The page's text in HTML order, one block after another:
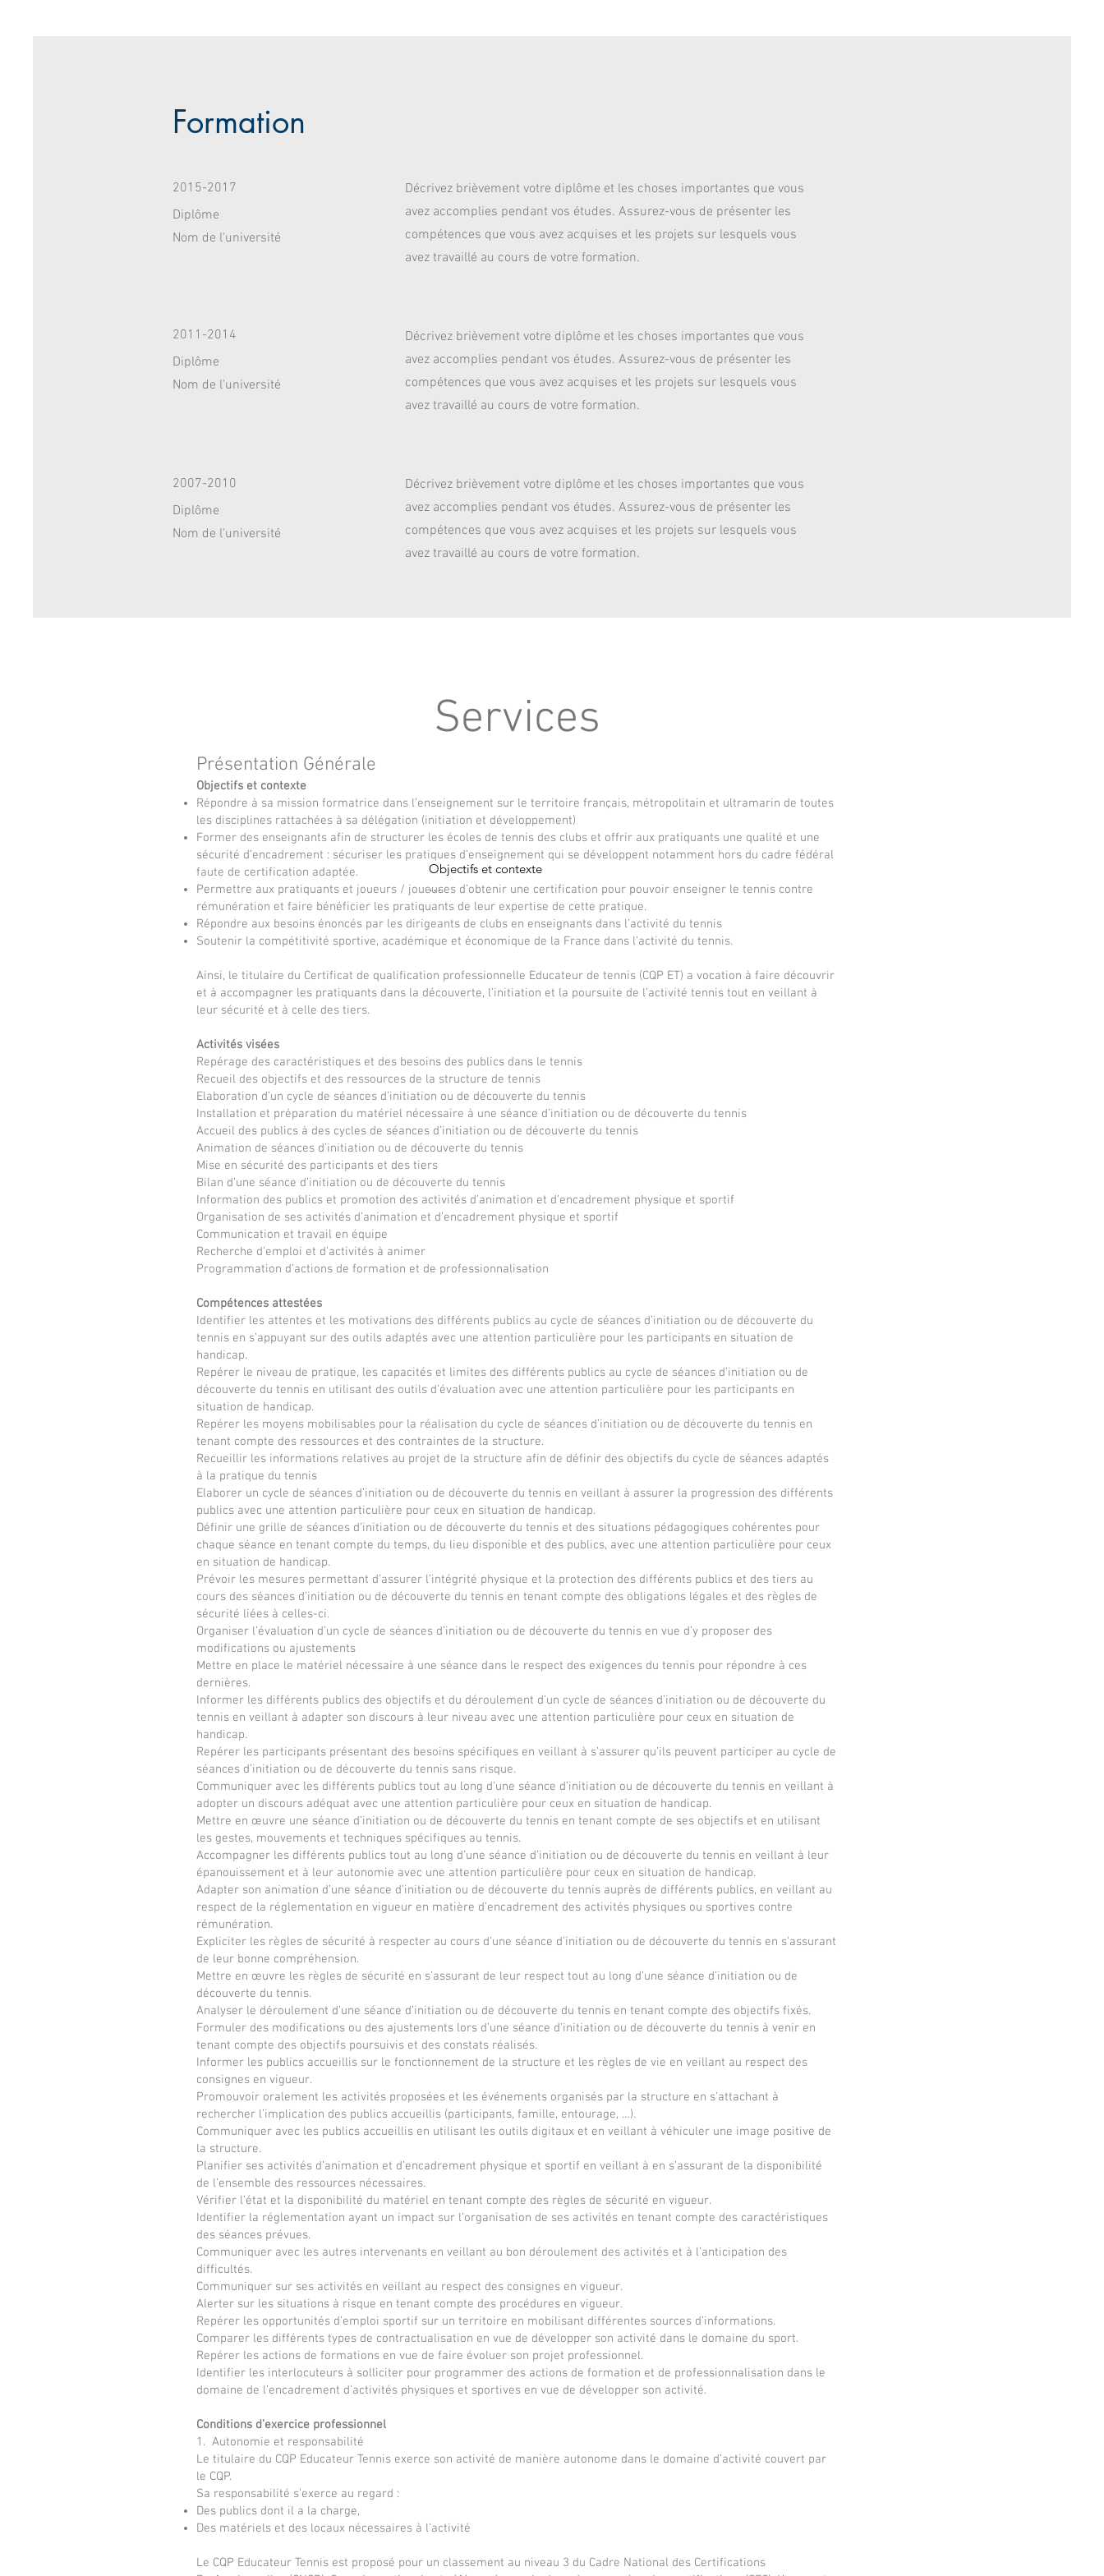
Formation
2015-2017
Diplôme
Nom de l'université
Décrivez brièvement votre diplôme et les choses importantes que vous
avez accomplies pendant vos études. Assurez-vous de présenter les
compétences que vous avez acquises et les projets sur lesquels vous
avez travaillé au cours de votre formation.
2011-2014
Diplôme
Nom de l'université
Décrivez brièvement votre diplôme et les choses importantes que vous
avez accomplies pendant vos études. Assurez-vous de présenter les
compétences que vous avez acquises et les projets sur lesquels vous
avez travaillé au cours de votre formation.
2007-2010
Diplôme
Nom de l'université
Décrivez brièvement votre diplôme et les choses importantes que vous
avez accomplies pendant vos études. Assurez-vous de présenter les
compétences que vous avez acquises et les projets sur lesquels vous
avez travaillé au cours de votre formation.
Services
Présentation Générale
Objectifs et contexte
Répondre à sa mission formatrice dans l’enseignement sur le territoire français, métropolitain et ultramarin de toutes
les disciplines rattachées à sa délégation (initiation et développement)
Former des enseignants afin de structurer les écoles de tennis des clubs et offrir aux pratiquants une qualité et une
sécurité d’encadrement : sécuriser les pratiques d’enseignement qui se développent notamment hors du cadre fédéral
faute de certification adaptée.
Permettre aux pratiquants et joueurs / joueuses d’obtenir une certification pour pouvoir enseigner le tennis contre
rémunération et faire bénéficier les pratiquants de leur expertise de cette pratique.
Répondre aux besoins énoncés par les dirigeants de clubs en enseignants dans l’activité du tennis
Soutenir la compétitivité sportive, académique et économique de la France dans l’activité du tennis.
Ainsi, le titulaire du Certificat de qualification professionnelle Educateur de tennis (CQP ET) a vocation à faire découvrir
et à accompagner les pratiquants dans la découverte, l’initiation et la poursuite de l’activité tennis tout en veillant à
leur sécurité et à celle des tiers.
Activités visées
Repérage des caractéristiques et des besoins des publics dans le tennis
Recueil des objectifs et des ressources de la structure de tennis
Elaboration d’un cycle de séances d’initiation ou de découverte du tennis
Installation et préparation du matériel nécessaire à une séance d’initiation ou de découverte du tennis
Accueil des publics à des cycles de séances d’initiation ou de découverte du tennis
Animation de séances d’initiation ou de découverte du tennis
Mise en sécurité des participants et des tiers
Bilan d’une séance d’initiation ou de découverte du tennis
Information des publics et promotion des activités d’animation et d’encadrement physique et sportif
Organisation de ses activités d’animation et d’encadrement physique et sportif
Communication et travail en équipe
Recherche d’emploi et d’activités à animer
Programmation d’actions de formation et de professionnalisation
Compétences attestées
Identifier les attentes et les motivations des différents publics au cycle de séances d’initiation ou de découverte du
tennis en s’appuyant sur des outils adaptés avec une attention particulière pour les participants en situation de
handicap.
Repérer le niveau de pratique, les capacités et limites des différents publics au cycle de séances d’initiation ou de
découverte du tennis en utilisant des outils d’évaluation avec une attention particulière pour les participants en
situation de handicap.
Repérer les moyens mobilisables pour la réalisation du cycle de séances d’initiation ou de découverte du tennis en
tenant compte des ressources et des contraintes de la structure.
Recueillir les informations relatives au projet de la structure afin de définir des objectifs du cycle de séances adaptés
à la pratique du tennis
Elaborer un cycle de séances d’initiation ou de découverte du tennis en veillant à assurer la progression des différents
publics avec une attention particulière pour ceux en situation de handicap.
Définir une grille de séances d’initiation ou de découverte du tennis et des situations pédagogiques cohérentes pour
chaque séance en tenant compte du temps, du lieu disponible et des publics, avec une attention particulière pour ceux
en situation de handicap.
Prévoir les mesures permettant d’assurer l’intégrité physique et la protection des différents publics et des tiers au
cours des séances d’initiation ou de découverte du tennis en tenant compte des obligations légales et des règles de
sécurité liées à celles-ci.
Organiser l’évaluation d’un cycle de séances d’initiation ou de découverte du tennis en vue d’y proposer des
modifications ou ajustements
Mettre en place le matériel nécessaire à une séance dans le respect des exigences du tennis pour répondre à ces
dernières.
Informer les différents publics des objectifs et du déroulement d’un cycle de séances d’initiation ou de découverte du
tennis en veillant à adapter son discours à leur niveau avec une attention particulière pour ceux en situation de
handicap.
Repérer les participants présentant des besoins spécifiques en veillant à s’assurer qu’ils peuvent participer au cycle de
séances d’initiation ou de découverte du tennis sans risque.
Communiquer avec les différents publics tout au long d’une séance d’initiation ou de découverte du tennis en veillant à
adopter un discours adéquat avec une attention particulière pour ceux en situation de handicap.
Mettre en œuvre une séance d’initiation ou de découverte du tennis en tenant compte de ses objectifs et en utilisant
les gestes, mouvements et techniques spécifiques au tennis.
Accompagner les différents publics tout au long d’une séance d’initiation ou de découverte du tennis en veillant à leur
épanouissement et à leur autonomie avec une attention particulière pour ceux en situation de handicap.
Adapter son animation d’une séance d’initiation ou de découverte du tennis auprès de différents publics, en veillant au
respect de la réglementation en vigueur en matière d’encadrement des activités physiques ou sportives contre
rémunération.
Expliciter les règles de sécurité à respecter au cours d’une séance d’initiation ou de découverte du tennis en s’assurant
de leur bonne compréhension.
Mettre en œuvre les règles de sécurité en s’assurant de leur respect tout au long d’une séance d’initiation ou de
découverte du tennis.
Analyser le déroulement d’une séance d’initiation ou de découverte du tennis en tenant compte des objectifs fixés.
Formuler des modifications ou des ajustements lors d’une séance d’initiation ou de découverte du tennis à venir en
tenant compte des objectifs poursuivis et des constats réalisés.
Informer les publics accueillis sur le fonctionnement de la structure et les règles de vie en veillant au respect des
consignes en vigueur.
Promouvoir oralement les activités proposées et les événements organisés par la structure en s’attachant à
rechercher l’implication des publics accueillis (participants, famille, entourage, …).
Communiquer avec les publics accueillis en utilisant les outils digitaux et en veillant à véhiculer une image positive de
la structure.
Planifier ses activités d’animation et d’encadrement physique et sportif en veillant à en s’assurant de la disponibilité
de l’ensemble des ressources nécessaires.
Vérifier l’état et la disponibilité du matériel en tenant compte des règles de sécurité en vigueur.
Identifier la réglementation ayant un impact sur l’organisation de ses activités en tenant compte des caractéristiques
des séances prévues.
Communiquer avec les autres intervenants en veillant au bon déroulement des activités et à l’anticipation des
difficultés.
Communiquer sur ses activités en veillant au respect des consignes en vigueur.
Alerter sur les situations à risque en tenant compte des procédures en vigueur.
Repérer les opportunités d’emploi sportif sur un territoire en mobilisant différentes sources d’informations.
Comparer les différents types de contractualisation en vue de développer son activité dans le domaine du sport.
Repérer les actions de formations en vue de faire évoluer son projet professionnel.
Identifier les interlocuteurs à solliciter pour programmer des actions de formation et de professionnalisation dans le
domaine de l’encadrement d’activités physiques et sportives en vue de développer son activité.
Conditions d’exercice professionnel
1. Autonomie et responsabilité
Le titulaire du CQP Educateur Tennis exerce son activité de manière autonome dans le domaine d’activité couvert par
le CQP.
Sa responsabilité s’exerce au regard :
Des publics dont il a la charge,
Des matériels et des locaux nécessaires à l’activité
Le CQP Educateur Tennis est proposé pour un classement au niveau 3 du Cadre National des Certifications
Objectifs et contexte
Répondre à sa mission formatrice dans
l’enseignement sur le territoire français,
métropolitain et ultramarin de toutes les
(initiation et développement)
d’encadrement : sécuriser les pratiques
d’enseignement qui se développent
notamment hors du cadre fédéral faute de
certification adaptée.
joueuses d’obtenir une certification pour
pouvoir enseigner le tennis contre
rémunération et faire bénéficier les
l’activité du tennis
académique et économique de la France
dans l’activité du tennis.
Ainsi, le titulaire du Certificat de qualification
ET) a vocation à faire découvrir et à
accompagner les pratiquants dans la
découverte, l’initiation et la poursuite de
l’activité tennis tout en veillant à leur sécurité
et à celle des tiers.